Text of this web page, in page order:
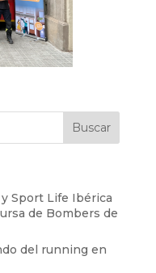
Sport Life Ibérica
de Bombers de
del running en